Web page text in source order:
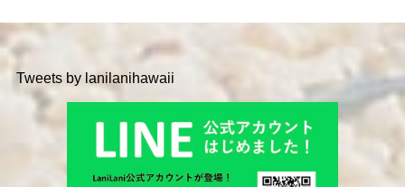
Tweets by lanilanihawaii